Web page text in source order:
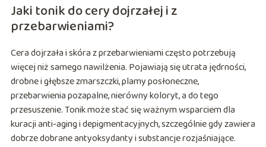
Jaki tonik do cery dojrzałej i z
przebarwieniami?
Cera dojrzała i skóra z przebarwieniami często potrzebują
więcej niż samego nawilżenia. Pojawiają się utrata jędrności,
drobne i głębsze zmarszczki, plamy posłoneczne,
przebarwienia pozapalne, nierówny koloryt, a do tego
przesuszenie. Tonik może stać się ważnym wsparciem dla
kuracji anti-aging i depigmentacyjnych, szczególnie gdy zawiera
dobrze dobrane antyoksydanty i substancje rozjaśniające.